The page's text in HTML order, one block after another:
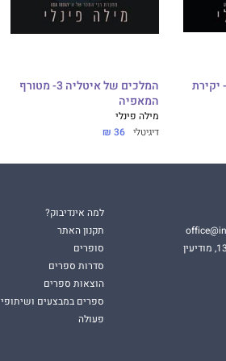
המלכים של איטליה 2 - יקירת
המלכים של איטליה 3- מטורף
המאפיה
מילה פינלי
דיגיטלי 36 ₪
למה אינדיבוק?
תקנון האתר
סופרים
סדרות ספרים
הוצאות ספרים
ספרים במבצעים ושיתופי
פעולה